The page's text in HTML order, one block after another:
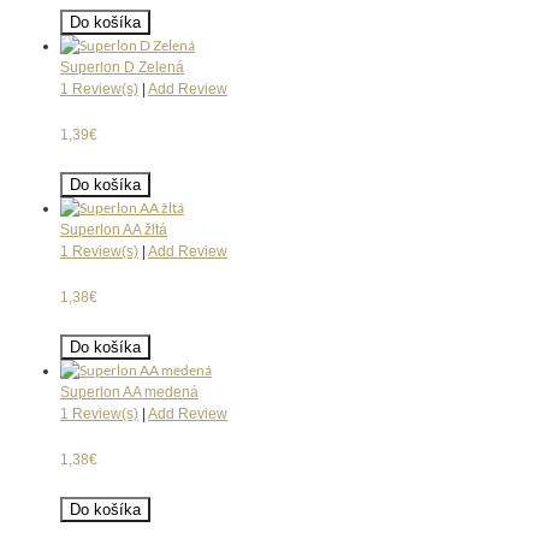
Do košíka
Superlon D Zelená
1 Review(s) Add Review
1,39€
Do košíka
Superlon AA žltá
1 Review(s) Add Review
1,38€
Do košíka
Superlon AA medená
1 Review(s) Add Review
1,38€
Do košíka